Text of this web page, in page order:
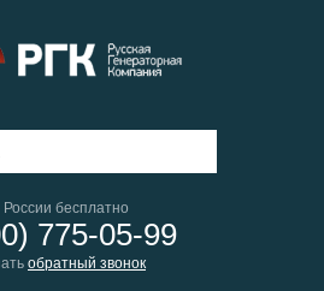
России бесплатно
775-05-99
обратный звонок